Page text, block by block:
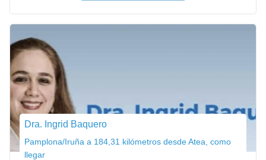
Dra. Ingrid Baquero
Pamplona/Iruña a 184,31 kilómetros desde Atea, como
llegar